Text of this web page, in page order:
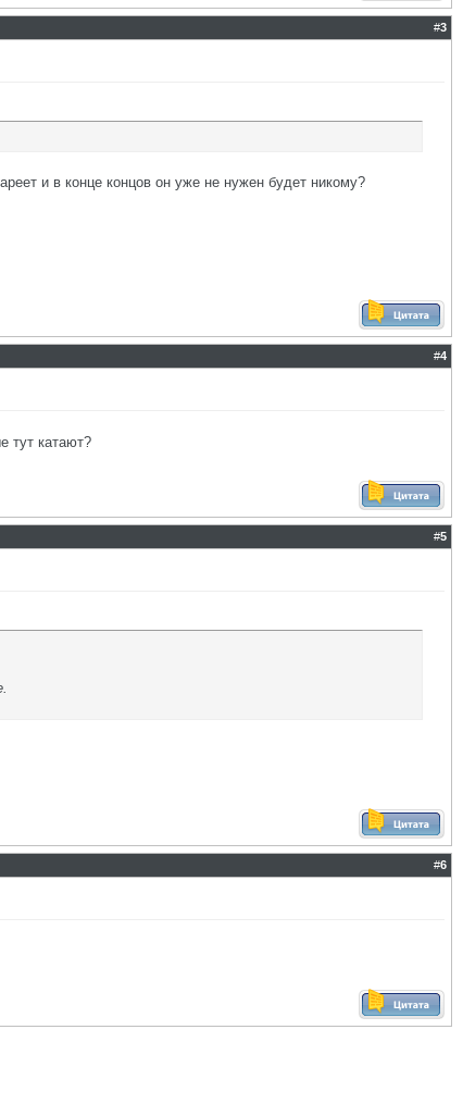
#3
и в конце концов он уже не нужен будет никому?
#4
тут катают?
#5
#6